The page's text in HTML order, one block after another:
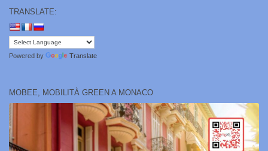
TRANSLATE:
Powered by Translate
MOBEE, MOBILITÀ GREEN A MONACO